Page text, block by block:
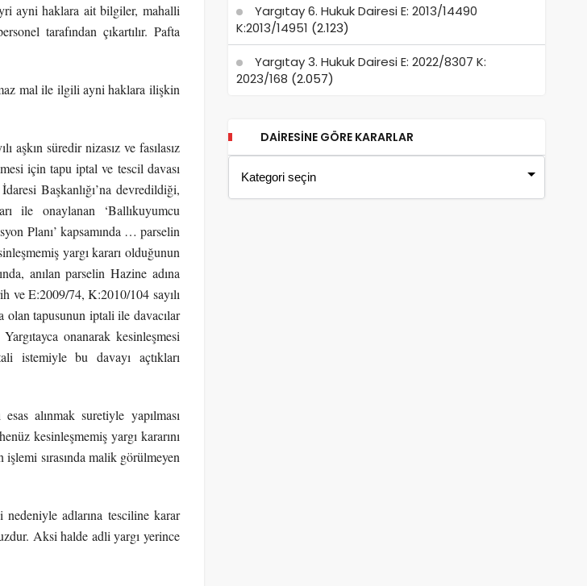
ayni haklara ait bilgiler, mahalli
tarafından çıkartılır. Pafta
mal ile ilgili ayni haklara ilişkin
aşkın süredir nizasız ve fasılasız
için tapu iptal ve tescil davası
Başkanlığı’na devredildiği,
ile onaylanan ‘Ballıkuyumcu
Planı’ kapsamında … parselin
yargı kararı olduğunun
anılan parselin Hazine adına
ve E:2009/74, K:2010/104 sayılı
tapusunun iptali ile davacılar
onanarak kesinleşmesi
istemiyle bu davayı açtıkları
alınmak suretiyle yapılması
kesinleşmemiş yargı kararını
sırasında malik görülmeyen
nedeniyle adlarına tesciline karar
Aksi halde adli yargı yerince
Yargıtay 6. Hukuk Dairesi E: 2013/14490
K:2013/14951 (2.123)
Yargıtay 3. Hukuk Dairesi E: 2022/8307 K:
2023/168 (2.057)
DAIRESINE GÖRE KARARLAR